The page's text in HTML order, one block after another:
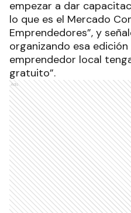
empezar a dar
lo que es el Mercado
Emprendedores”, y
organizando esa
emprendedor local
gratuito”.
Ads